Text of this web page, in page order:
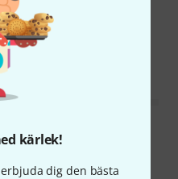
kärlek!
dig den bästa